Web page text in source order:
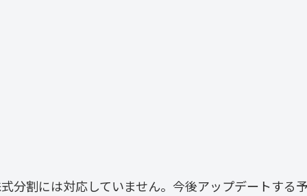
分割には対応していません。今後アップデートする